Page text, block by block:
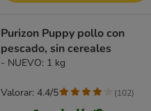
Purizon Puppy pollo con
pescado, sin cereales
- NUEVO: 1 kg
Valorar: 4.4/5 (102)